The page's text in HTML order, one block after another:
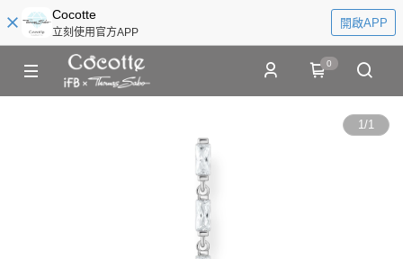
Cocotte
立刻使用官方APP
開啟APP
0
1/1